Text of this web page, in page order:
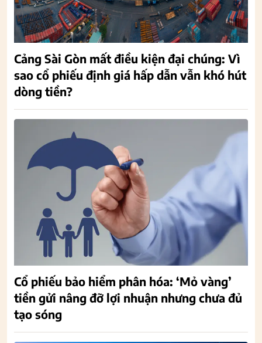
Cảng Sài Gòn mất điều kiện đại chúng: Vì
sao cổ phiếu định giá hấp dẫn vẫn khó hút
dòng tiền?
Cổ phiếu bảo hiểm phân hóa: ‘Mỏ vàng’
tiền gửi nâng đỡ lợi nhuận nhưng chưa đủ
tạo sóng